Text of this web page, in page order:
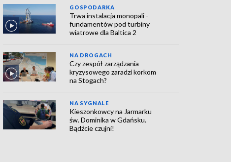
GOSPODARKA
Trwa instalacja monopali -
fundamentów pod turbiny
wiatrowe dla Baltica 2
NA DROGACH
Czy zespół zarządzania
kryzysowego zaradzi korkom
na Stogach?
NA SYGNALE
Kieszonkowcy na Jarmarku
św. Dominika w Gdańsku.
Bądźcie czujni!